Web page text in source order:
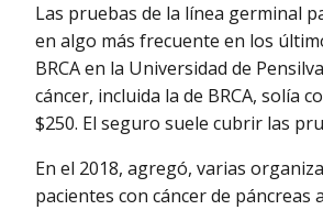
Las pruebas de la línea germinal
en algo más frecuente en los
BRCA en la Universidad de
cáncer, incluida la de BRCA, solía
$250. El seguro suele cubrir las
En el 2018, agregó, varias
pacientes con cáncer de páncreas